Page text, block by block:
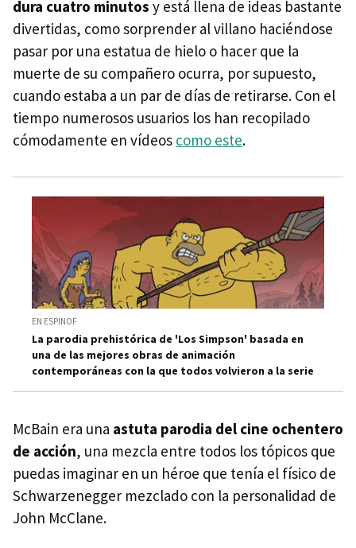
dura cuatro minutos y está llena de ideas bastante
divertidas, como sorprender al villano haciéndose
pasar por una estatua de hielo o hacer que la
muerte de su compañero ocurra, por supuesto,
cuando estaba a un par de días de retirarse. Con el
tiempo numerosos usuarios los han recopilado
cómodamente en vídeos como este.
EN ESPINOF
La parodia prehistórica de 'Los Simpson' basada en
una de las mejores obras de animación
contemporáneas con la que todos volvieron a la serie
McBain era una astuta parodia del cine ochentero
de acción, una mezcla entre todos los tópicos que
puedas imaginar en un héroe que tenía el físico de
Schwarzenegger mezclado con la personalidad de
John McClane.